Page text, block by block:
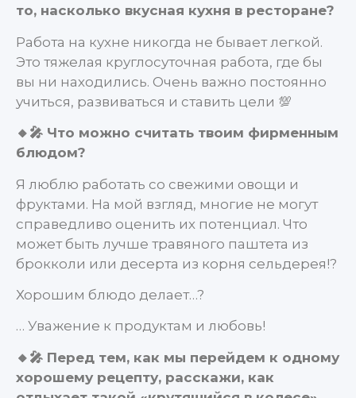
то, насколько вкусная кухня в ресторане?
Работа на кухне никогда не бывает легкой.
Это тяжелая круглосуточная работа, где бы
вы ни находились. Очень важно постоянно
учиться, развиваться и ставить цели 💯
🔸🎤 Что можно считать твоим фирменным
блюдом?
Я люблю работать со свежими овощи и
фруктами. На мой взгляд, многие не могут
справедливо оценить их потенциал. Что
может быть лучше травяного паштета из
брокколи или десерта из корня сельдерея!?
Хорошим блюдо делает…?
… Уважение к продуктам и любовь!
🔸🎤 Перед тем, как мы перейдем к одному
хорошему рецепту, расскажи, как